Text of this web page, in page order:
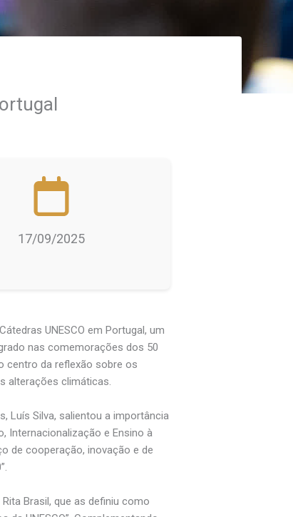
17/09/2025
UNESCO em Portugal, um
nas comemorações dos 50
centro da reflexão sobre os
alterações climáticas.
Luís Silva, salientou a importância
Internacionalização e Ensino à
de cooperação, inovação e de
Brasil, que as definiu como